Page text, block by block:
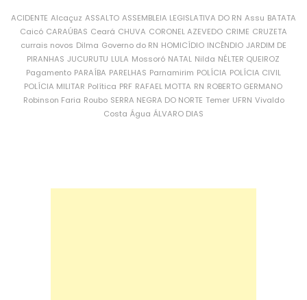
ACIDENTE Alcaçuz ASSALTO ASSEMBLEIA LEGISLATIVA DO RN Assu BATATA
Caicó CARAÚBAS Ceará CHUVA CORONEL AZEVEDO CRIME CRUZETA
currais novos Dilma Governo do RN HOMICÍDIO INCÊNDIO JARDIM DE
PIRANHAS JUCURUTU LULA Mossoró NATAL Nilda NÉLTER QUEIROZ
Pagamento PARAÍBA PARELHAS Parnamirim POLÍCIA POLÍCIA CIVIL
POLÍCIA MILITAR Política PRF RAFAEL MOTTA RN ROBERTO GERMANO
Robinson Faria Roubo SERRA NEGRA DO NORTE Temer UFRN Vivaldo
Costa Água ÁLVARO DIAS